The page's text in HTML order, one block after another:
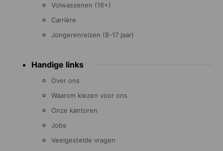
Volwassenen (16+)
Carrière
Jongerenreizen (8-17 jaar)
Handige links
Over ons
Waarom kiezen voor ons
Onze kantoren
Jobs
Veelgestelde vragen